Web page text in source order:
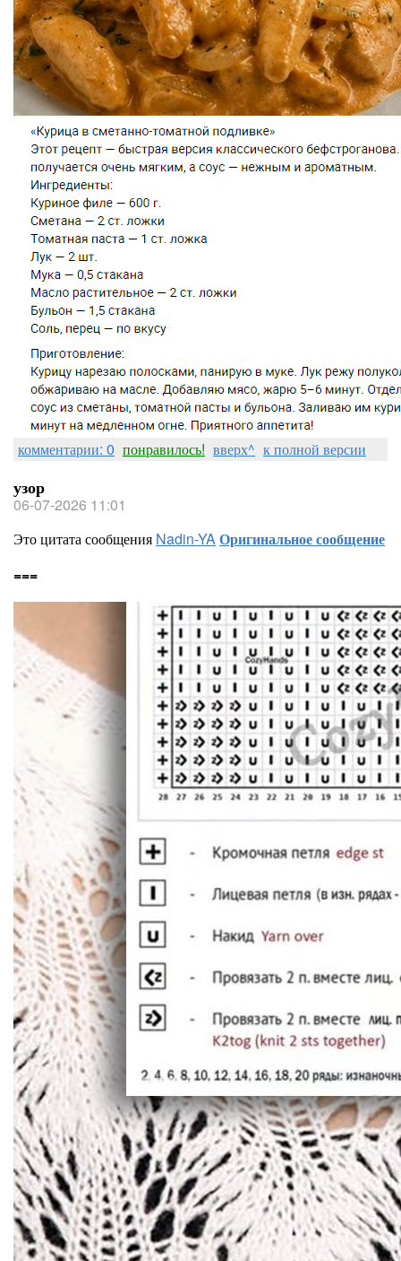
комментарии: 0 понравилось! вверх^ к полной версии
узор
06-07-2026 11:01
Это цитата сообщения Nadin-YAОригинальное сообщение
===